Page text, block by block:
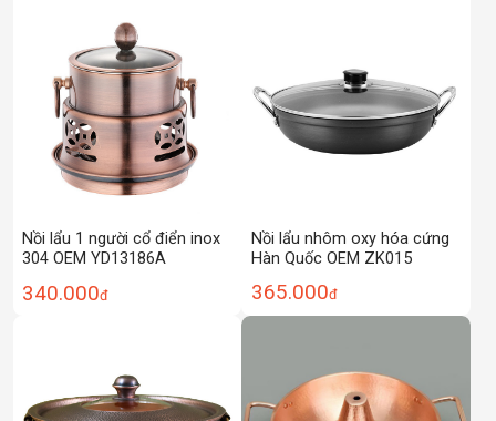
Nồi lẩu 1 người cổ điển inox
304 OEM YD13186A
340.000đ
Nồi lẩu nhôm oxy hóa cứng
Hàn Quốc OEM ZK015
365.000đ